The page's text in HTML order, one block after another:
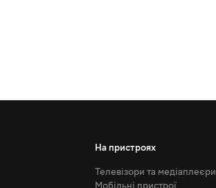
На пристроях
Телевізори та медіаплеєри